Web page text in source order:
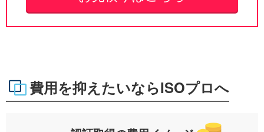
費用を抑えたいならISOプロへ